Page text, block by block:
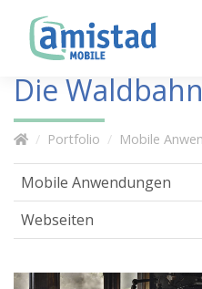
Die
Portfolio Mobile
Mobile Anwendungen
Webseiten